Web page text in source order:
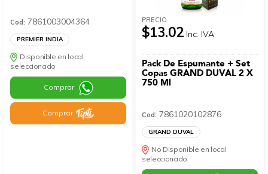
Cod: 7861003004364
PREMIER INDIA
Disponible en local
seleccionado
Comprar
Comprar
PRECIO
$13.02 Inc. IVA
Pack De Espumante + Set
Copas GRAND DUVAL 2 X
750 Ml
Cod: 7861020102876
GRAND DUVAL
No Disponible en local
seleccionado